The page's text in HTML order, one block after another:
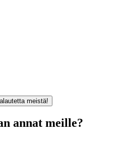
meistä!
annat meille?